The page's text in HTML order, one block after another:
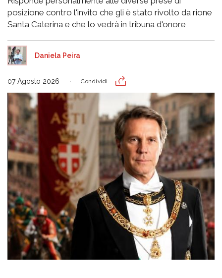
posizione contro l'invito che gli è stato rivolto da rione
Santa Caterina e che lo vedrà in tribuna d'onore
Daniela Peira
07 Agosto 2026 Condividi